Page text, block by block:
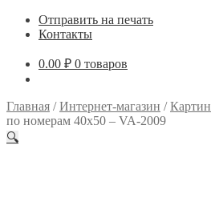
Отправить на печать
Контакты
0.00 ₽ 0 товаров
Главная /Интернет-магазин /
по номерам 40х50 – VA-2009
🔍